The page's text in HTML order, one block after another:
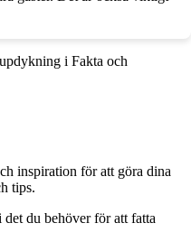
i Fakta och
inspiration för att göra dina
tips.
du behöver för att fatta